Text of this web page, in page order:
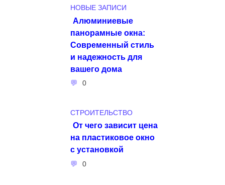
НОВЫЕ ЗАПИСИ
Алюминиевые
панорамные окна:
Современный стиль
и надежность для
вашего дома
0
СТРОИТЕЛЬСТВО
От чего зависит цена
на пластиковое окно
с установкой
0